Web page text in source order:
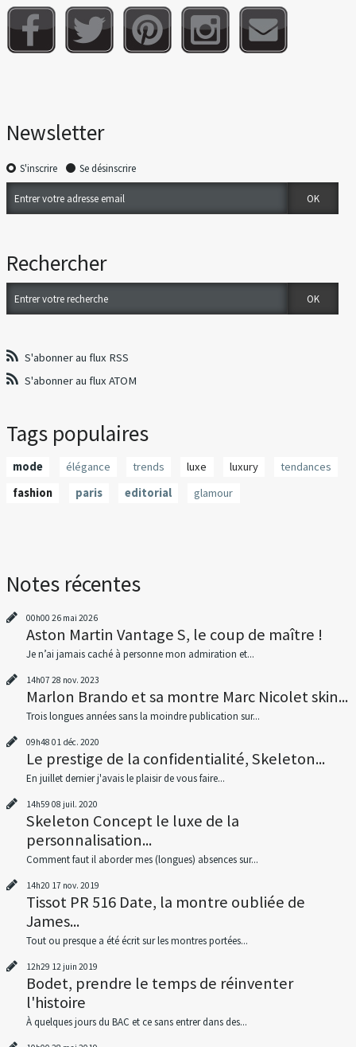
Newsletter
S'inscrire Se désinscrire
Rechercher
S'abonner au flux RSS
S'abonner au flux ATOM
Tags populaires
mode élégance trends luxe luxury
tendances
fashion
paris editorial glamour
Notes récentes
00h00 26 mai 2026
Aston Martin Vantage S, le coup de maître !
Je n’ai jamais caché à personne mon admiration et...
14h07 28 nov. 2023
Marlon Brando et sa montre Marc Nicolet skin...
Trois longues années sans la moindre publication sur...
09h48 01 déc. 2020
Le prestige de la confidentialité, Skeleton...
En juillet dernier j'avais le plaisir de vous faire...
14h59 08 juil. 2020
Skeleton Concept le luxe de la
personnalisation...
Comment faut il aborder mes (longues) absences sur...
14h20 17 nov. 2019
Tissot PR 516 Date, la montre oubliée de
James...
Tout ou presque a été écrit sur les montres portées...
12h29 12 juin 2019
Bodet, prendre le temps de réinventer
l'histoire
À quelques jours du BAC et ce sans entrer dans des...